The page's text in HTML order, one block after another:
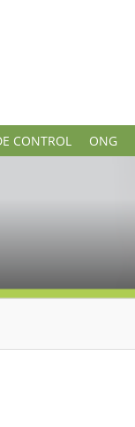
CONTROL ONG